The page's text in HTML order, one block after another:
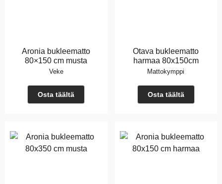
Aronia bukleematto
80×150 cm musta
Veke
Osta täältä
Otava bukleematto
harmaa 80x150cm
Mattokymppi
Osta täältä